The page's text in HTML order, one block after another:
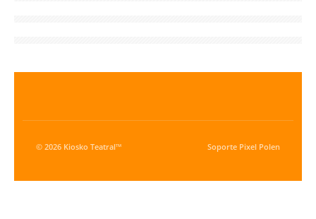
© 2026 Kiosko Teatral™ Soporte Pixel Polen